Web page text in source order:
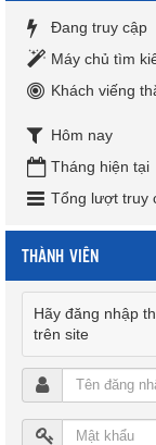
Đang truy cập
Máy chủ tìm
Khách viếng
Hôm nay
Tháng hiện tại
Tổng lượt truy
THÀNH VIÊN
Hãy đăng nhập
trên site